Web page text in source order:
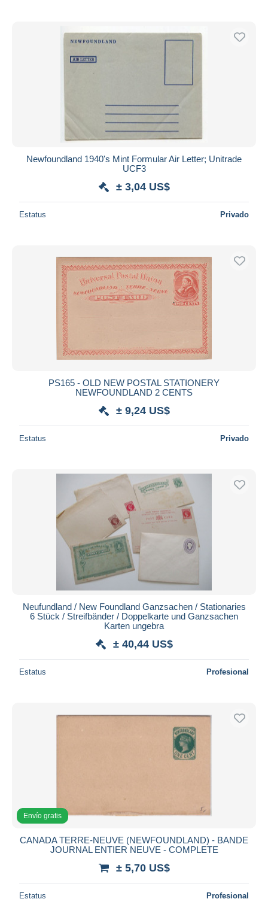
Newfoundland 1940's Mint Formular Air Letter; Unitrade
UCF3
± 3,04 US$
Estatus Privado
PS165 - OLD NEW POSTAL STATIONERY
NEWFOUNDLAND 2 CENTS
± 9,24 US$
Estatus Privado
Neufundland / New Foundland Ganzsachen / Stationaries
6 Stück / Streifbänder / Doppelkarte und Ganzsachen
Karten ungebra
± 40,44 US$
Estatus Profesional
Envío gratis
CANADA TERRE-NEUVE (NEWFOUNDLAND) - BANDE
JOURNAL ENTIER NEUVE - COMPLETE
± 5,70 US$
Estatus Profesional